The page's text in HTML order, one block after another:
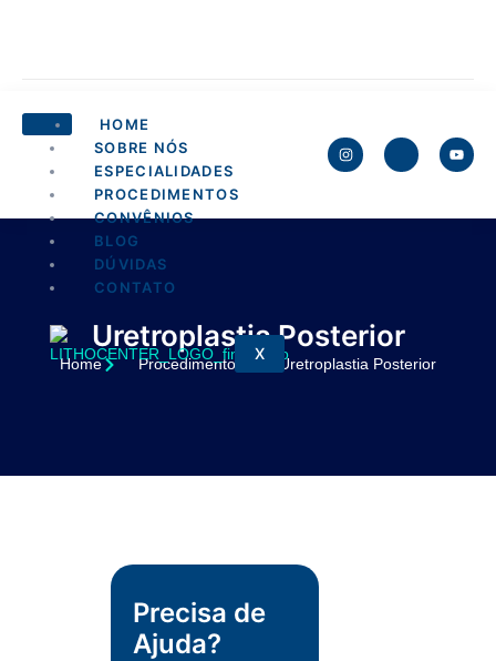
HOME
SOBRE NÓS
ESPECIALIDADES
PROCEDIMENTOS
CONVÊNIOS
BLOG
DÚVIDAS
CONTATO
X
Uretroplastia Posterior
Home Procedimentos Uretroplastia Posterior
Precisa de
Ajuda?